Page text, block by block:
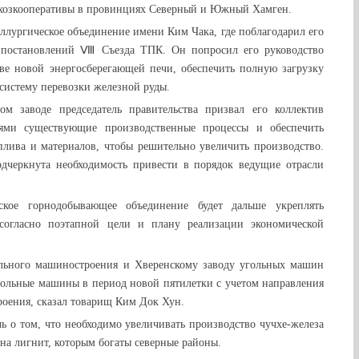
в провинциях Северный и Южный Хамген.
объединение имени Ким Чака, где поблагодарил его
постановлений Ⅷ Съезда ТПК. Он попросил его руководство
новой энергосберегающей печи, обеспечить полную загрузку
перевозки железной руды.
заводе председатель правительства призвал его коллектив
существующие производственные процессы и обеспечить
и материалов, чтобы решительно увеличить производство.
необходимость привести в порядок ведущие отрасли
горнодобывающее объединение будет дальше укреплять
поэтапной цели и плану реализации экономической
машиностроения и Хверенскому заводу угольных машин
машины в период новой пятилетки с учетом направления
сказал товарищ Ким Док Хун.
том, что необходимо увеличивать производство чучхе-железа
лигнит, которым богаты северные районы.